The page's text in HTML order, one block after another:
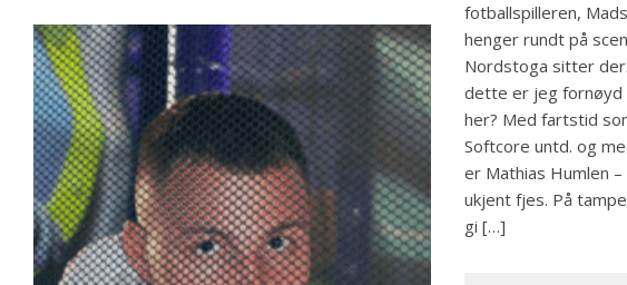
fotballspilleren,
henger rundt på
Nordstoga sitter
dette er jeg fornøyd
her? Med fartstid
Softcore untd. og
er Mathias Humlen
ukjent fjes. På
gi […]